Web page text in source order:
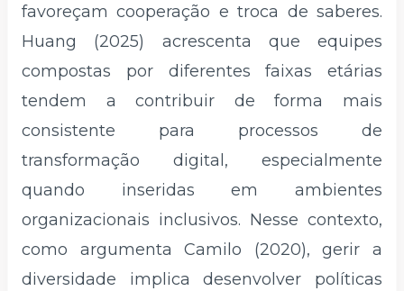
favoreçam cooperação e troca de saberes.
Huang (2025) acrescenta que equipes
compostas por diferentes faixas etárias
tendem a contribuir de forma mais
consistente para processos de
transformação digital, especialmente
quando inseridas em ambientes
organizacionais inclusivos. Nesse contexto,
como argumenta Camilo (2020), gerir a
diversidade implica desenvolver políticas